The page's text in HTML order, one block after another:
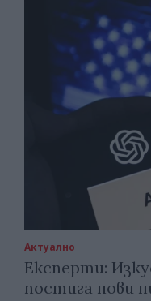
Актуално
Експерти:
постига нови